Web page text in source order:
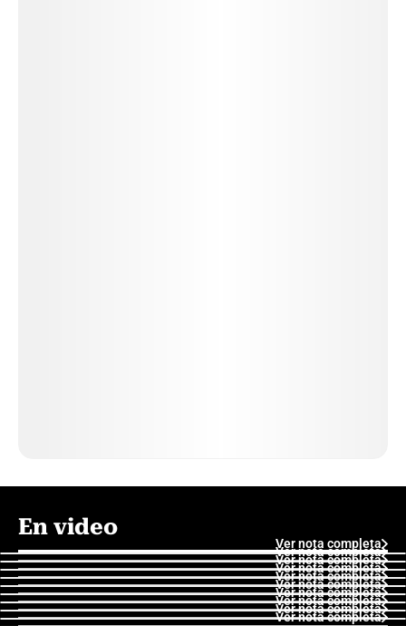
En video
Ver nota completa
Ver nota completa
Ver nota completa
Ver nota completa
Ver nota completa
Ver nota completa
Ver nota completa
Ver nota completa
Ver nota completa
Ver nota completa